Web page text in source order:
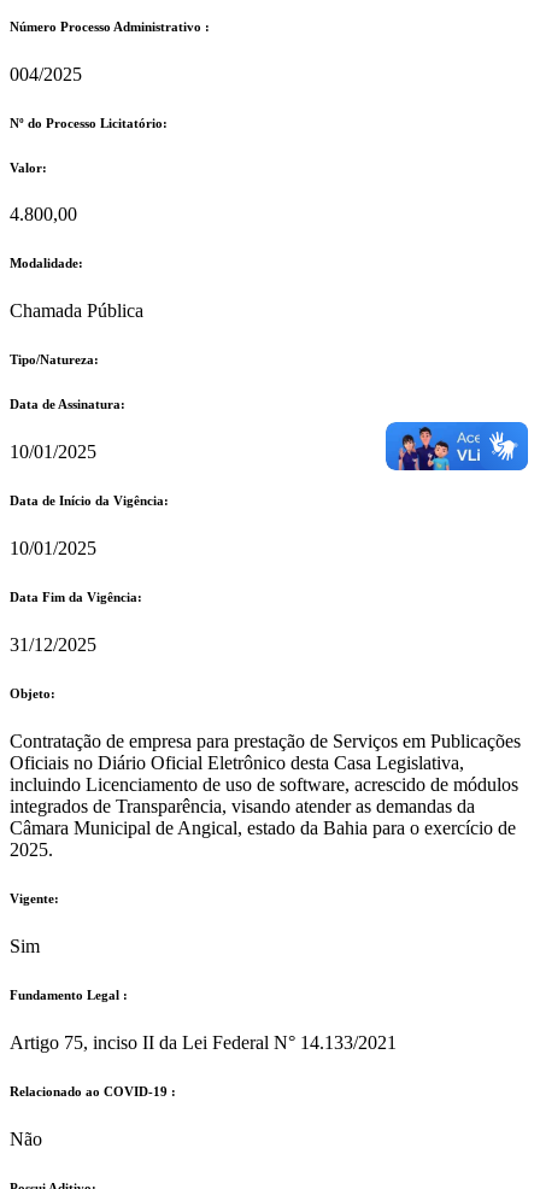
Número Processo Administrativo :
004/2025
Nº do Processo Licitatório:
Valor:
4.800,00
Modalidade:
Chamada Pública
Tipo/Natureza:
Data de Assinatura:
10/01/2025
Data de Início da Vigência:
10/01/2025
Data Fim da Vigência:
31/12/2025
Objeto:
Contratação de empresa para prestação de Serviços em Publicações
Oficiais no Diário Oficial Eletrônico desta Casa Legislativa,
incluindo Licenciamento de uso de software, acrescido de módulos
integrados de Transparência, visando atender as demandas da
Câmara Municipal de Angical, estado da Bahia para o exercício de
2025.
Vigente:
Sim
Fundamento Legal :​
Artigo 75, inciso II da Lei Federal N° 14.133/2021
Relacionado ao COVID-19 :​
Não